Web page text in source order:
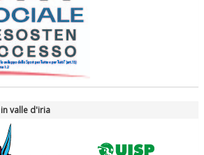
InBlu2000 traccia il bilancio della stagione
valle d'iria